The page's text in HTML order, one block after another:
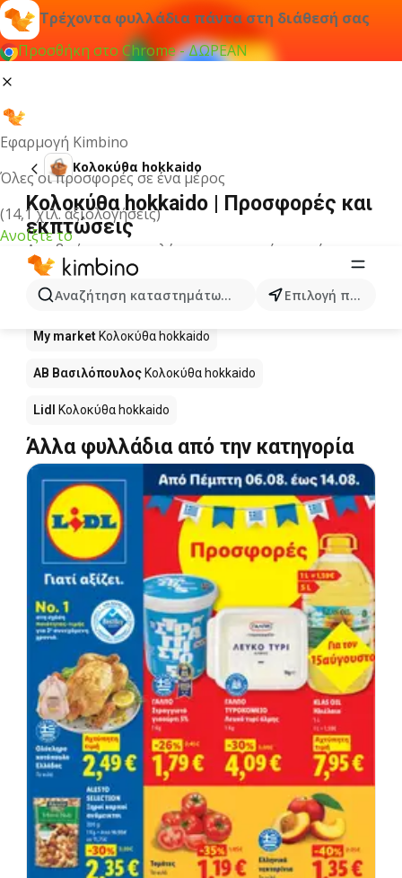
Τρέχοντα φυλλάδια πάντα στη διάθεσή σας
Προσθήκη στο Chrome - ΔΩΡΕΑΝ
Εφαρμογή Kimbino
Όλες οι προσφορές σε ένα μέρος
(14,1 χιλ. αξιολογήσεις)
Ανοίξτε το
Αναζήτηση καταστημάτων, κατηγοριών, προϊόντων...
Επιλογή πόλης
Κολοκύθα hokkaido
Κολοκύθα hokkaido | Προσφορές και
εκπτώσεις
Δεν βρήκαμε αποτελέσματα για αυτόν τον όρο.
Κολοκύθα hokkaido σε προσφορά -
Πού να αγοράσετε;
My market Κολοκύθα hokkaido
ΑΒ Βασιλόπουλος Κολοκύθα hokkaido
Lidl Κολοκύθα hokkaido
Άλλα φυλλάδια από την κατηγορία